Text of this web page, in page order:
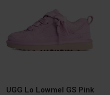
UGG Lo Lowmel GS Pink